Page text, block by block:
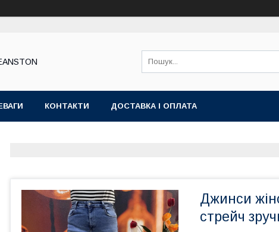
КОНТАКТИ ДОСТАВКА І ОПЛАТА
Джинси
стрейч